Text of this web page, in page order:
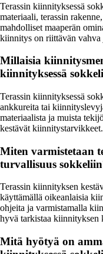
Terassin kiinnityksessä
materiaali, terassin
mahdolliset maaperän
kiinnitys on riittävän vahva
Millaisia
kiinnityksessä
Terassin kiinnityksessä
ankkureita tai
materiaalista ja muista
kestävät kiinnitystarvikkeet.
Miten varmistetaan
turvallisuus
Terassin kiinnityksen
käyttämällä oikeanlaisia
ohjeita ja varmistamalla
hyvä tarkistaa kiinnityksen
Mitä hyötyä on